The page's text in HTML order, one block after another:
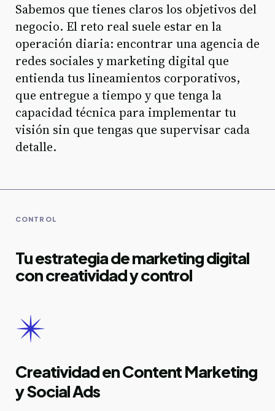
Sabemos que tienes claros los objetivos del
negocio. El reto real suele estar en la
operación diaria: encontrar una agencia de
redes sociales y marketing digital que
entienda tus lineamientos corporativos,
que entregue a tiempo y que tenga la
capacidad técnica para implementar tu
visión sin que tengas que supervisar cada
detalle.
CONTROL
Tu estrategia de marketing digital
con creatividad y control
Creatividad en Content Marketing
y Social Ads